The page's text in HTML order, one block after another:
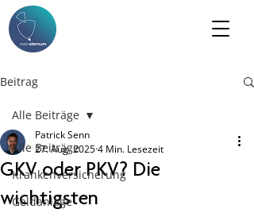
Beitrag
Alle Beiträge
Krankenversicherung
Geldanlage
Alle Beiträge
GKV oder PKV? Die
wichtigsten
Patrick Senn
27. Aug. 20254 Min. Lesezeit